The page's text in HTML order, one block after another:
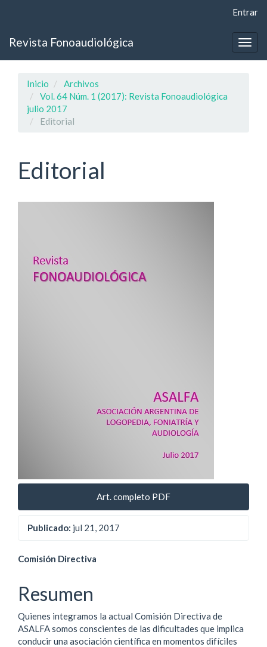
principal
Entrar
Revista Fonoaudiológica
Inicio
Archivos
Vol. 64 Núm. 1 (2017): Revista Fonoaudiológica
julio 2017
Editorial
Editorial
del
artículo
Art. completo PDF
Publicado: jul 21, 2017
Contenido
principal
del
artículo
Comisión Directiva
Resumen
Quienes integramos la actual Comisión Directiva de
ASALFA somos conscientes de las dificultades que implica
conducir una asociación científica en momentos difíciles